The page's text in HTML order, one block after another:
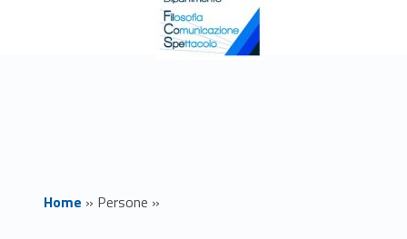
Home » Persone »